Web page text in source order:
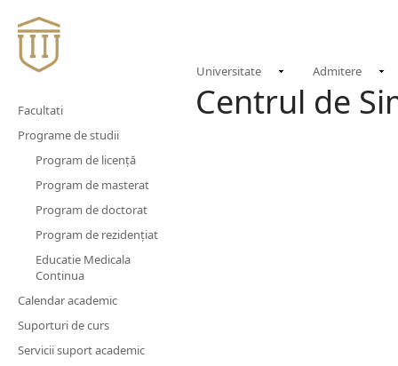
Universitate Admitere
Centrul de
Facultati
Programe de studii
Program de licență
Program de masterat
Program de doctorat
Program de rezidențiat
Educatie Medicala
Continua
Calendar academic
Suporturi de curs
Servicii suport academic